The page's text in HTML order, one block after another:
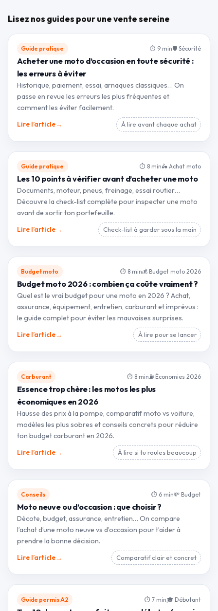
Lisez nos guides pour une vente sereine
Guide pratique ⏱ 9 min🛡 Sécurité
Acheter une moto d’occasion en toute sécurité :
les erreurs à éviter
Historique, paiement, essai, arnaques classiques… On
passe en revue les erreurs les plus fréquentes et
comment les éviter facilement.
Lire l’article→ À lire avant chaque achat
Guide pratique ⏱ 8 min🛵 Achat moto
Les 10 points à vérifier avant d’acheter une moto
Documents, moteur, pneus, freinage, essai routier…
Découvre la check-list complète pour inspecter une moto
avant de sortir ton portefeuille.
Lire l’article→ Check-list à garder sous la main
Budget moto ⏱ 8 min💰 Budget moto 2026
Budget moto 2026 : combien ça coûte vraiment ?
Quel est le vrai budget pour une moto en 2026 ? Achat,
assurance, équipement, entretien, carburant et imprévus :
le guide complet pour éviter les mauvaises surprises.
Lire l’article→ À lire pour se lancer
Carburant ⏱ 8 min⛽ Économies 2026
Essence trop chère : les motos les plus
économiques en 2026
Hausse des prix à la pompe, comparatif moto vs voiture,
modèles les plus sobres et conseils concrets pour réduire
ton budget carburant en 2026.
Lire l’article→ À lire si tu roules beaucoup
Conseils ⏱ 6 min💸 Budget
Moto neuve ou d’occasion : que choisir ?
Décote, budget, assurance, entretien… On compare
l’achat d’une moto neuve vs d’occasion pour t’aider à
prendre la bonne décision.
Lire l’article→ Comparatif clair et concret
Guide permis A2 ⏱ 7 min🎓 Débutant